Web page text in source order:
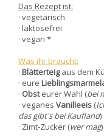
Das Rezept ist:
· vegetarisch
· laktosefrei
· vegan *
Was ihr braucht:
· Blätterteigaus dem
· eure
· Obsteurer Wahl (bei
· veganes Vanilleeis (
das gibt's bei Kaufland)
· Zimt-Zucker (wer mag)